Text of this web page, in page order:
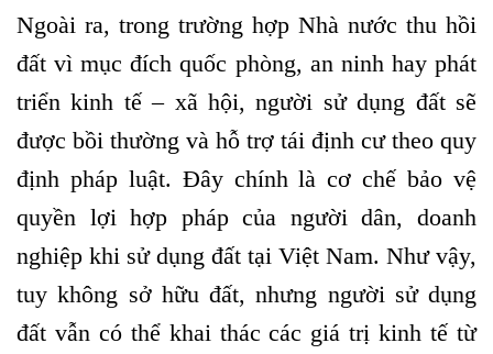
Ngoài ra, trong trường hợp Nhà nước thu hồi
đất vì mục đích quốc phòng, an ninh hay phát
triển kinh tế – xã hội, người sử dụng đất sẽ
được bồi thường và hỗ trợ tái định cư theo quy
định pháp luật. Đây chính là cơ chế bảo vệ
quyền lợi hợp pháp của người dân, doanh
nghiệp khi sử dụng đất tại Việt Nam. Như vậy,
tuy không sở hữu đất, nhưng người sử dụng
đất vẫn có thể khai thác các giá trị kinh tế từ